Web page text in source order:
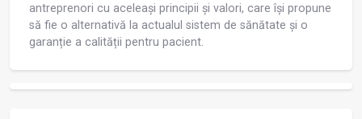
antreprenori cu aceleași principii și valori, care își propune
să fie o alternativă la actualul sistem de sănătate și o
garanție a calității pentru pacient.